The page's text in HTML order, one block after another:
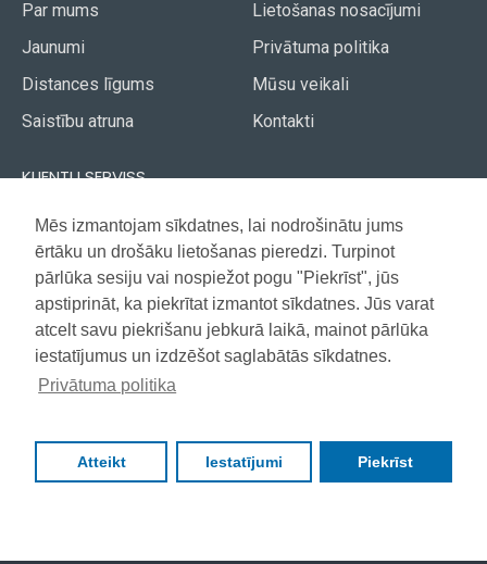
Mēs izmantojam sīkdatnes, lai nodrošinātu jums
ērtāku un drošāku lietošanas pieredzi. Turpinot
pārlūka sesiju vai nospiežot pogu "Piekrīst", jūs
apstiprināt, ka piekrītat izmantot sīkdatnes. Jūs varat
atcelt savu piekrišanu jebkurā laikā, mainot pārlūka
iestatījumus un izdzēšot saglabātās sīkdatnes.
Privātuma politika
Atteikt Iestatījumi Piekrīst
Par mums
Jaunumi
Distances līgums
Saistību atruna
Lietošanas nosacījumi
Privātuma politika
Mūsu veikali
Kontakti
KLIENTU SERVISS
Piegāde
Apmaksa
Garantija
Akcijas avīze
Vietnes karte
Copyright © 2021, Super Selection, Visas tiesības aizsargātas